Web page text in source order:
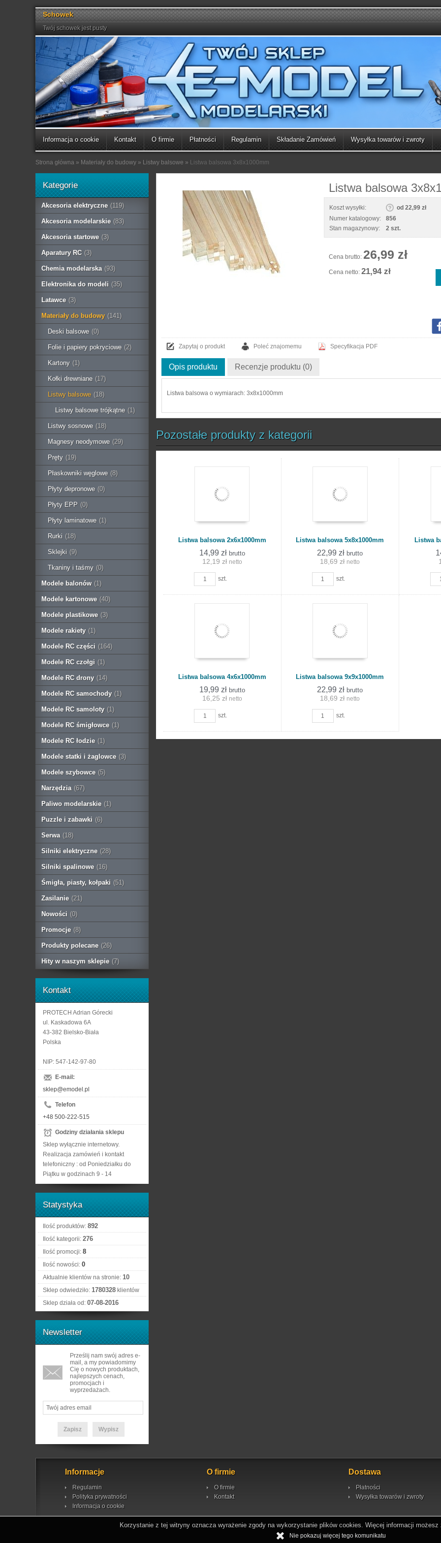
Schowek
Twój schowek jest pusty
Informacja o cookie Kontakt O firmie Płatności Regulamin Składanie Zamówień Wysyłka towarów i zwroty
Strona główna » Materiały do budowy » Listwy balsowe » Listwa balsowa 3x8x1000mm
Kategorie
Akcesoria elektryczne (119)
Akcesoria modelarskie (83)
Akcesoria startowe (3)
Aparatury RC (3)
Chemia modelarska (93)
Elektronika do modeli (35)
Latawce (3)
Materiały do budowy (141)
Deski balsowe (0)
Folie i papiery pokryciowe (2)
Kartony (1)
Kołki drewniane (17)
Listwy balsowe (18)
Listwy balsowe trójkątne (1)
Listwy sosnowe (18)
Magnesy neodymowe (29)
Pręty (19)
Płaskowniki węglowe (8)
Płyty depronowe (0)
Płyty EPP (0)
Płyty laminatowe (1)
Rurki (18)
Sklejki (9)
Tkaniny i taśmy (0)
Modele balonów (1)
Modele kartonowe (40)
Modele plastikowe (3)
Modele rakiety (1)
Modele RC części (164)
Modele RC czołgi (1)
Modele RC drony (14)
Modele RC samochody (1)
Modele RC samoloty (1)
Modele RC śmigłowce (1)
Modele RC łodzie (1)
Modele statki i żaglowce (3)
Modele szybowce (5)
Narzędzia (67)
Paliwo modelarskie (1)
Puzzle i zabawki (6)
Serwa (18)
Silniki elektryczne (28)
Silniki spalinowe (16)
Śmigła, piasty, kołpaki (51)
Zasilanie (21)
Nowości (0)
Promocje (8)
Produkty polecane (26)
Hity w naszym sklepie (7)
Kontakt
PROTECH Adrian Górecki
ul. Kaskadowa 6A
43-382 Bielsko-Biała
Polska
NIP: 547-142-97-80
E-mail:
sklep@emodel.pl
Telefon
+48 500-222-515
Godziny działania sklepu
Sklep wyłącznie internetowy.
Realizacja zamówień i kontakt
telefoniczny : od Poniedziałku do
Piątku w godzinach 9 - 14
Statystyka
Ilość produktów: 892
Ilość kategorii: 276
Ilość promocji: 8
Ilość nowości: 0
Aktualnie klientów na stronie: 10
Sklep odwiedziło: 1780328 klientów
Sklep działa od: 07-08-2016
Newsletter
Prześlij nam swój adres e-
mail, a my powiadomimy
Cię o nowych produktach,
najlepszych cenach,
promocjach i
wyprzedażach.
Listwa balsowa
Koszt wysyłki:
od 22,99 zł
Numer katalogowy:
856
Stan magazynowy:
2 szt.
Cena brutto: 26,99 zł
Cena netto: 21,94 zł
Zapytaj o produkt Poleć znajomemu Specyfikacja PDF
Opis produktu Recenzje produktu (0)
Listwa balsowa o wymiarach: 3x8x1000mm
Pozostałe produkty z kategorii
Listwa balsowa 2x6x1000mm
14,99 zł brutto
12,19 zł netto
szt.
Listwa balsowa 5x8x1000mm
22,99 zł brutto
18,69 zł netto
szt.
Listwa
Listwa balsowa 4x6x1000mm
19,99 zł brutto
16,25 zł netto
szt.
Listwa balsowa 9x9x1000mm
22,99 zł brutto
18,69 zł netto
szt.
Informacje
Regulamin
Polityka prywatności
Informacja o cookie
O firmie
O firmie
Kontakt
Dostawa
Płatności
Wysyłka towarów i zwroty
Sklep internetowy shopGold
Korzystanie z tej witryny oznacza wyrażenie zgody na wykorzystanie plików cookies. Więcej informacji
Nie pokazuj więcej tego komunikatu